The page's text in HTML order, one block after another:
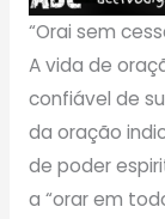
“Orai sem
A vida de
confiável de
da oração
de poder
a “orar em